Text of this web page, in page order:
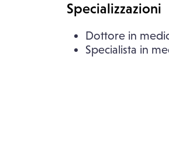
Specializzazioni
Dottore in
Specialista in